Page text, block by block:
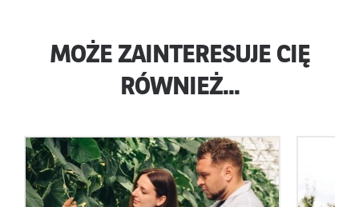
MOŻE ZAINTERESUJE CIĘ
RÓWNIEŻ...